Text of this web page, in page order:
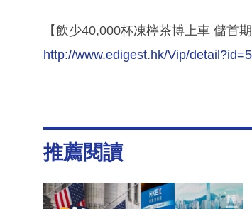
【飲少40,000杯凍檸茶博上車 儲首
http://www.edigest.hk/Vip/
推薦閱讀